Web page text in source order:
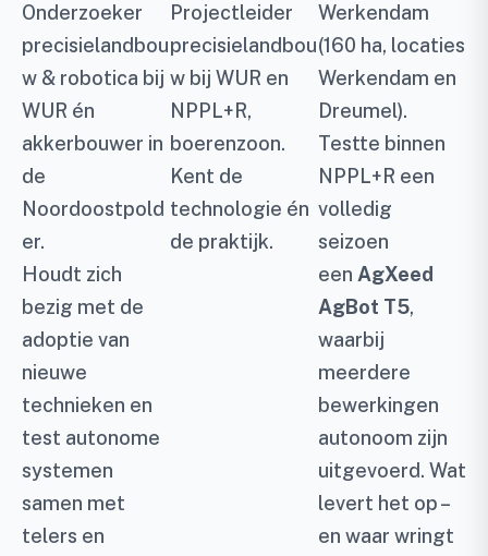
Onderzoeker
precisielandbou
w & robotica bij
WUR én
akkerbouwer in
de
Noordoostpold
er.
Houdt zich
bezig met de
adoptie van
nieuwe
technieken en
test autonome
systemen
samen met
telers en
Projectleider
precisielandbou
w bij WUR en
NPPL+R,
boerenzoon.
Kent de
technologie én
de praktijk.
Werkendam
(160 ha, locaties
Werkendam en
Dreumel).
Testte binnen
NPPL+R een
volledig
seizoen
een AgXeed
AgBot T5,
waarbij
meerdere
bewerkingen
autonoom zijn
uitgevoerd. Wat
levert het op –
en waar wringt